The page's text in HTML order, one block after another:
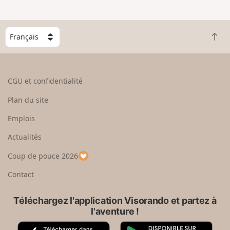
g
n
C
h
o
e
u
p
a
R
e
CGU et confidentialité
Plan du site
Emplois
Actualités
Coup de pouce 2026
Contact
Téléchargez l'application Visorando et partez à
l'aventure !
A G